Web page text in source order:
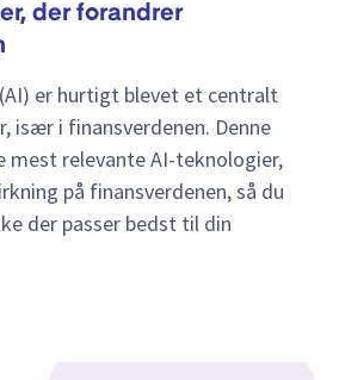
der forandrer
er hurtigt blevet et centralt
især i finansverdenen. Denne
mest relevante AI-teknologier,
på finansverdenen, så du
der passer bedst til din